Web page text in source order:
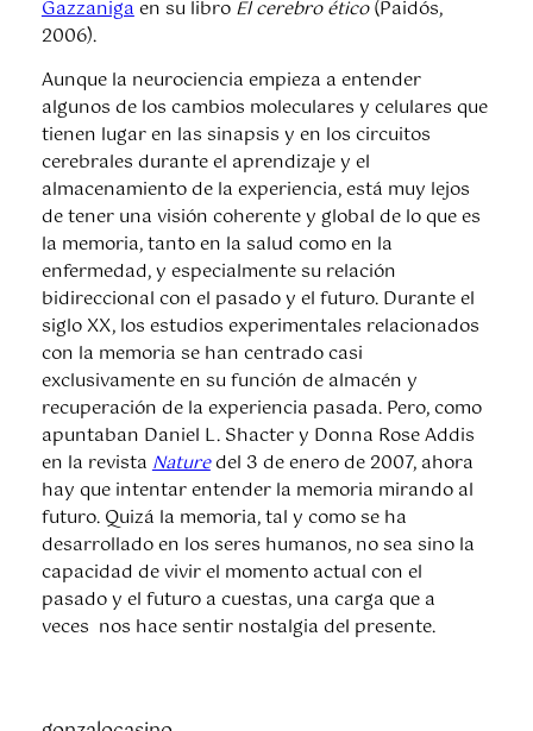
Gazzanigaen su libro El cerebro ético(Paidós,
2006).
Aunque la neurociencia empieza a entender
algunos de los cambios moleculares y celulares que
tienen lugar en las sinapsis y en los circuitos
cerebrales durante el aprendizaje y el
almacenamiento de la experiencia, está muy lejos
de tener una visión coherente y global de lo que es
la memoria, tanto en la salud como en la
enfermedad, y especialmente su relación
bidireccional con el pasado y el futuro. Durante el
siglo XX, los estudios experimentales relacionados
con la memoria se han centrado casi
exclusivamente en su función de almacén y
recuperación de la experiencia pasada. Pero, como
apuntaban Daniel L. Shacter y Donna Rose Addis
en la revistaNaturedel 3 de enero de 2007, ahora
hay que intentar entender la memoria mirando al
futuro. Quizá la memoria, tal y como se ha
desarrollado en los seres humanos, no sea sino la
capacidad de vivir el momento actual con el
pasado y el futuro a cuestas, una carga que a
veces nos hace sentir nostalgia del presente.